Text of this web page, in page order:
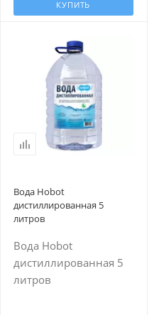
КУПИТЬ
Вода Hobot
дистиллированная 5
литров
Вода Hobot
дистиллированная 5
литров